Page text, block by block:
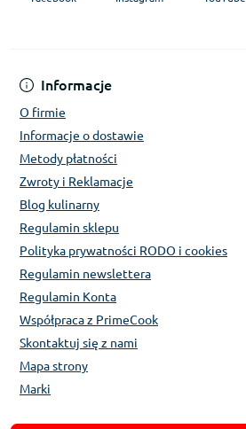
Informacje
O firmie
Informacje o dostawie
Metody płatności
Zwroty i Reklamacje
Blog kulinarny
Regulamin sklepu
Polityka prywatności RODO i cookies
Regulamin newslettera
Regulamin Konta
Współpraca z PrimeCook
Skontaktuj się z nami
Mapa strony
Marki